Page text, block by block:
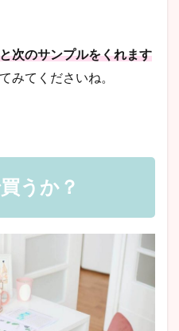
次のサンプルをくれます
みてくださいね。
うか？